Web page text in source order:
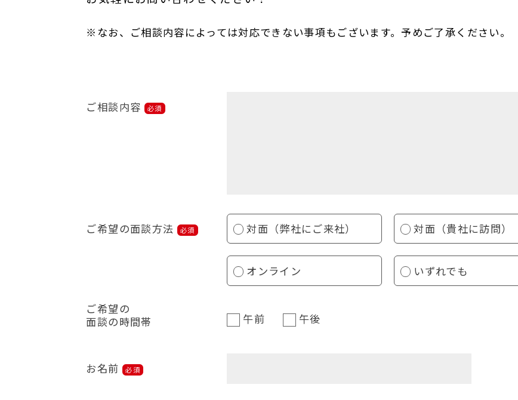
※なお、ご相談内容によっては対応できない事項もございます。予めご了承ください。
ご相談内容 必須
ご希望の面談方法 必須 対面（弊社にご来社） 対面（貴社に訪問）
オンライン いずれでも
ご希望の
面談の時間帯
午前 午後
お名前 必須